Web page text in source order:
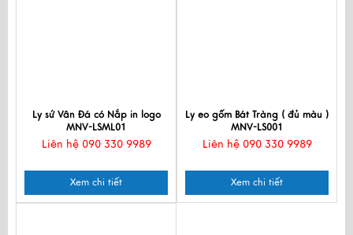
Ly sứ Vân Đá có Nắp in logo
MNV-LSML01
Liên hệ 090 330 9989
Xem chi tiết
Ly eo gốm Bát Tràng ( đủ màu )
MNV-LS001
Liên hệ 090 330 9989
Xem chi tiết